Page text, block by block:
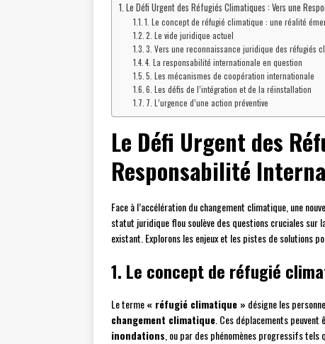
Le Défi Urgent des Réfugiés Climatiques : Vers une
1. Le concept de réfugié climatique : une réalité
2. Le vide juridique actuel
3. Vers une reconnaissance juridique des réfugiés
4. La responsabilité internationale en question
5. Les mécanismes de coopération internationale
6. Les défis de l’intégration et de la réinstallation
7. L’urgence d’une action préventive
Le Défi Urgent des
Responsabilité
Face à l’accélération du changement climatique, une
statut juridique flou soulève des questions cruciales
existant. Explorons les enjeux et les pistes de solutions
1. Le concept de réfugié
Le terme« réfugié climatique » désigne les
changement climatique . Ces déplacements
inondations , ou par des phénomènes progressifs tels